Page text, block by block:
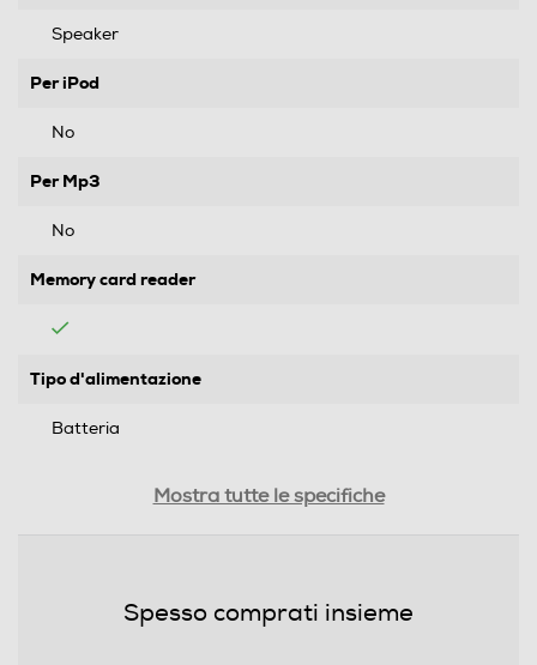
Speaker
Per iPod
No
Per Mp3
No
Memory card reader
Tipo d'alimentazione
Batteria
Mostra tutte le specifiche
Spesso comprati insieme